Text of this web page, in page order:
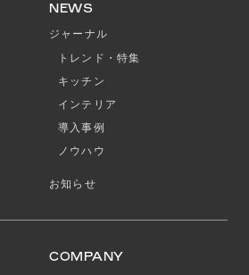
NEWS
ジャーナル
トレンド・特集
キッチン
インテリア
導入事例
ノウハウ
お知らせ
COMPANY